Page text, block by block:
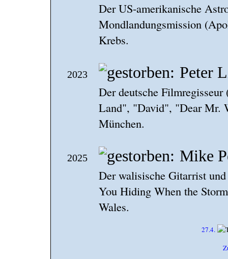
Der US-amerikanische
Mondlandungsmission
Krebs.
2023 Peter
Der deutsche
Land", "David", "Dear Mr.
München.
2025 Mike
Der walisische Gitarrist
You Hiding When the
Wales.
27.4.